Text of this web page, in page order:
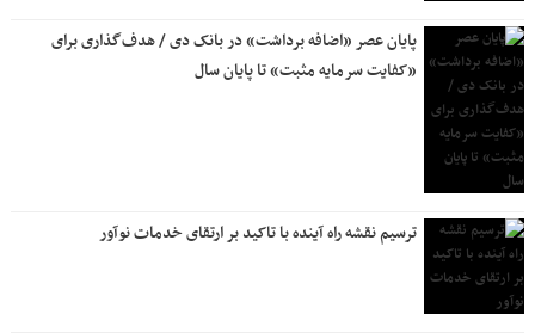
پایان عصر «اضافه برداشت» در بانک دی / هدف‌گذاری برای
«کفایت سرمایه مثبت» تا پایان سال
ترسیم نقشه راه آینده با تاکید بر ارتقای خدمات نوآور